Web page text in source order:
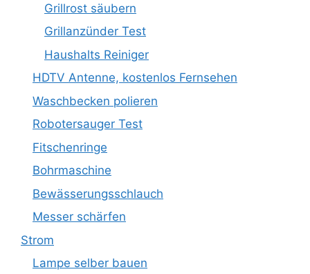
Grillrost säubern
Grillanzünder Test
Haushalts Reiniger
HDTV Antenne, kostenlos Fernsehen
Waschbecken polieren
Robotersauger Test
Fitschenringe
Bohrmaschine
Bewässerungsschlauch
Messer schärfen
Strom
Lampe selber bauen